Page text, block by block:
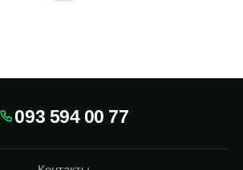
093 594 00 77